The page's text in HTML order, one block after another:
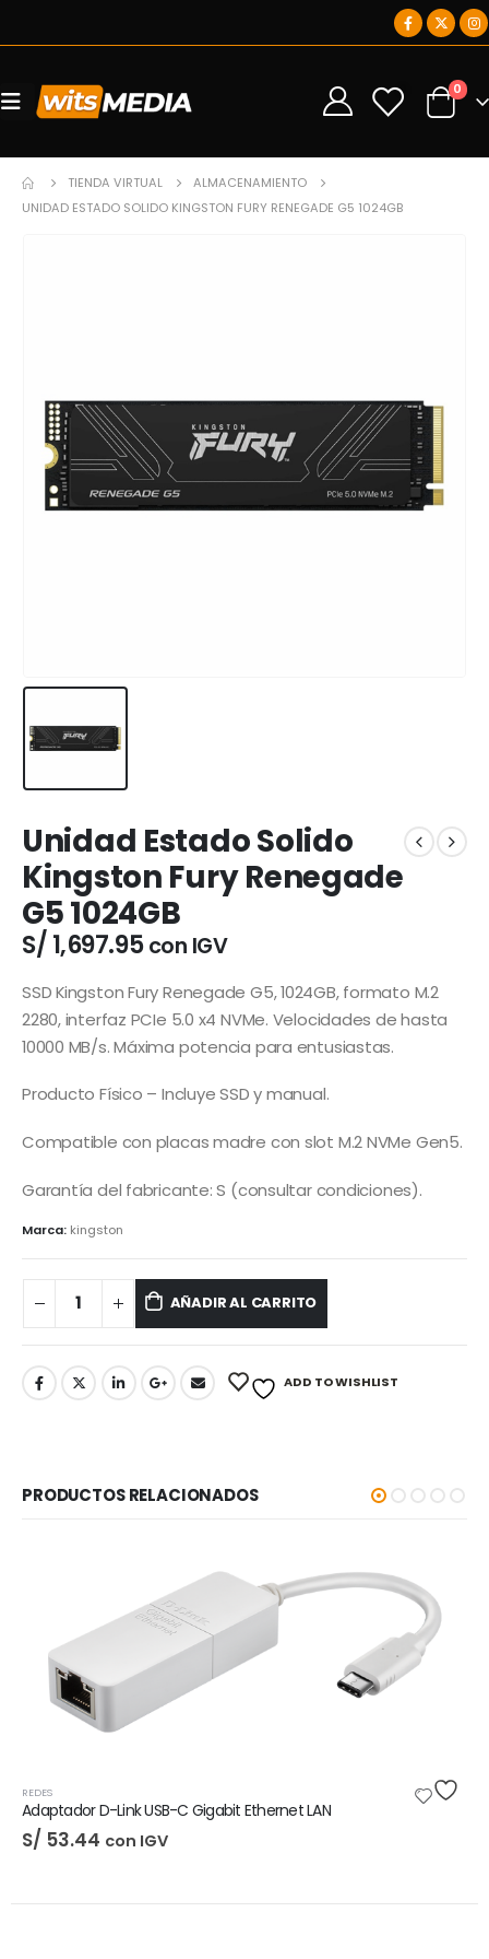
0 0
TIENDA VIRTUAL
ALMACENAMIENTO
UNIDAD ESTADO SOLIDO KINGSTON FURY RENEGADE G5 1024GB
Unidad Estado Solido
Kingston Fury Renegade
G5 1024GB
S/ 1,697.95 con IGV
SSD Kingston Fury Renegade G5, 1024GB, formato M.2
2280, interfaz PCIe 5.0 x4 NVMe. Velocidades de hasta
10000 MB/s. Máxima potencia para entusiastas.
Producto Físico – Incluye SSD y manual.
Compatible con placas madre con slot M.2 NVMe Gen5.
Garantía del fabricante: S (consultar condiciones).
Marca: kingston
AÑADIR AL CARRITO
ADD TO WISHLIST
PRODUCTOS RELACIONADOS